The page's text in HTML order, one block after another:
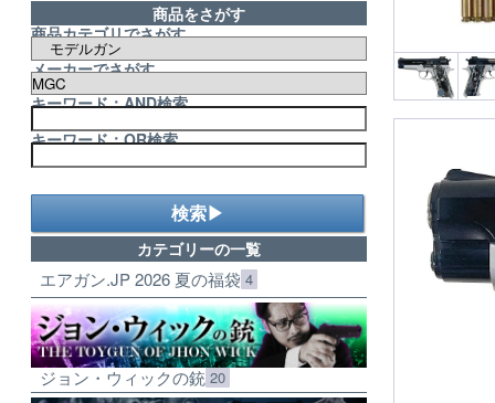
商品をさがす
商品カテゴリでさがす
メーカーでさがす
キーワード：AND検索
キーワード：OR検索
検索▶
カテゴリーの一覧
エアガン.JP 2026 夏の福袋 4
ジョン・ウィックの銃 20